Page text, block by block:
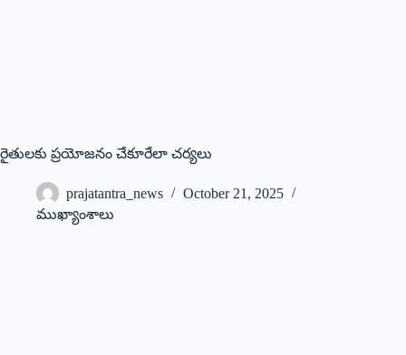
రైతుల‌కు ప్ర‌యోజ‌నం చేకూరేలా చ‌ర్య‌లు
prajatantra_news
October 21, 2025
ముఖ్యాంశాలు